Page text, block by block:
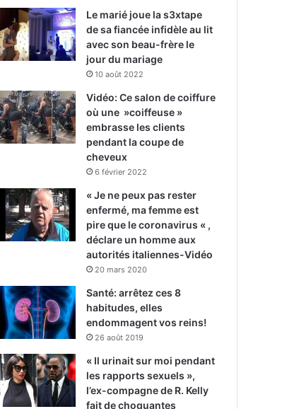
Le marié joue la s3xtape
de sa fiancée infidèle au lit
avec son beau-frère le
jour du mariage
10 août 2022
Vidéo: Ce salon de coiffure
où une »coiffeuse »
embrasse les clients
pendant la coupe de
cheveux
6 février 2022
« Je ne peux pas rester
enfermé, ma femme est
pire que le coronavirus « ,
déclare un homme aux
autorités italiennes-Vidéo
20 mars 2020
Santé: arrêtez ces 8
habitudes, elles
endommagent vos reins!
26 août 2019
« Il urinait sur moi pendant
les rapports sexuels »,
l’ex-compagne de R. Kelly
fait de choquantes